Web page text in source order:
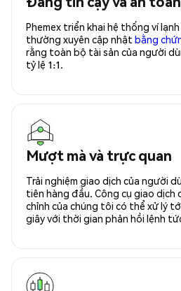
Phemex triển khai hệ thống ví
thường xuyên cập nhật bằng
rằng toàn bộ tài sản của người
tỷ lệ 1:1.
Mượt mà và trực quan
Trải nghiệm giao dịch của người
tiên hàng đầu. Công cụ giao
chỉnh của chúng tôi có thể xử lý
giây với thời gian phản hồi lệnh